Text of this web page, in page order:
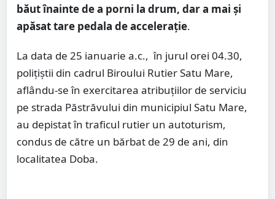
băut înainte de a porni la drum, dar a mai și
apăsat tare pedala de accelerație.
La data de 25 ianuarie a.c., în jurul orei 04.30,
polițiștii din cadrul Biroului Rutier Satu Mare,
aflându-se în exercitarea atribuțiilor de serviciu
pe strada Păstrăvului din municipiul Satu Mare,
au depistat în traficul rutier un autoturism,
condus de către un bărbat de 29 de ani, din
localitatea Doba.